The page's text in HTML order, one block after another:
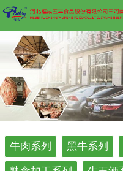
牛肉系列 黑牛系列